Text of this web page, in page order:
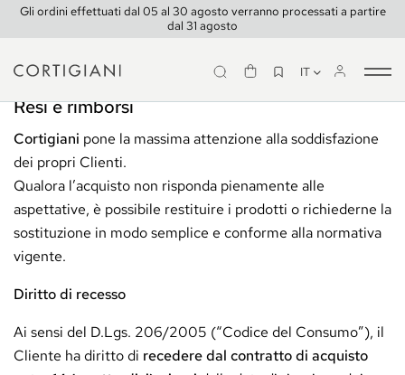
Gli ordini effettuati dal 05 al 30 agosto verranno processati a partire
dal 31 agosto
IT
Resi e rimborsi
Cortigiani pone la massima attenzione alla soddisfazione
dei propri Clienti.
Qualora l’acquisto non risponda pienamente alle
aspettative, è possibile restituire i prodotti o richiederne la
sostituzione in modo semplice e conforme alla normativa
vigente.
Diritto di recesso
Ai sensi del D.Lgs. 206/2005 (“Codice del Consumo”), il
Cliente ha diritto di recedere dal contratto di acquisto